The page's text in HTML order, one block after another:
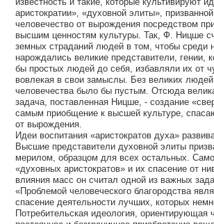
аристократии», «духовной элиты»,
человечество от вырождения посредством
высшим ценностям культуры. Так, Ф. Ницше
земных страданий людей в том, чтобы среди
нарождались великие представители, гении,
бы простых людей до себя, избавляли их от
вовлекая в свои замыслы. Без великих
человечества было бы пустым. Отсюда
задача, поставленная Ницше, - создание
самым приобщение к высшей культуре,
от вырождения.
Идеи воспитания «аристократов духа»
Высшие представители духовной элиты
мерилом, образцом для всех остальных.
«духовных аристократов» и их спасение от
влияния масс он считал одной из важных
«Проблемой человеческого благородства
спасение деятельности лучших, которых
Потребительская идеология, ориентирующая